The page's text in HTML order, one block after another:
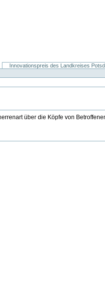
Innovationspreis des Landkreises
über die Köpfe von